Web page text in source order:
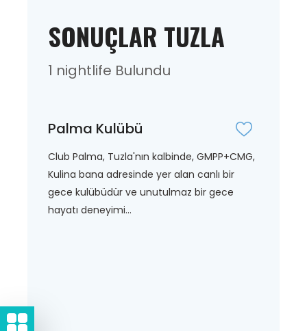
SONUÇLAR TUZLA
1 nightlife Bulundu
Palma Kulübü
Club Palma, Tuzla'nın kalbinde, GMPP+CMG,
Kulina bana adresinde yer alan canlı bir
gece kulübüdür ve unutulmaz bir gece
hayatı deneyimi...